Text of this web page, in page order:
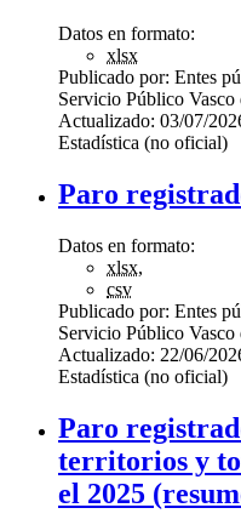
Datos en formato:
xlsx
Publicado por: Entes
Servicio Público Vasco
Actualizado: 03/07/
Estadística (no oficial)
Paro
Datos en formato:
xlsx,
csv
Publicado por: Entes
Servicio Público Vasco
Actualizado: 22/06/
Estadística (no oficial)
Paro
territorios y
el 2025